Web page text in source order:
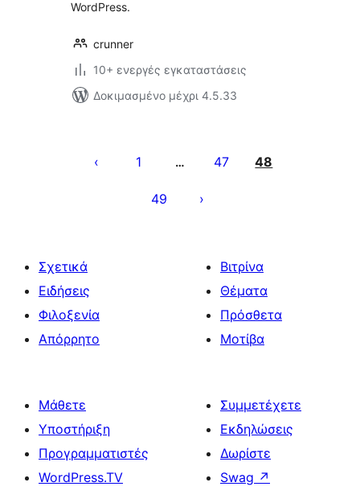
WordPress.
crunner
10+ ενεργές εγκαταστάσεις
Δοκιμασμένο μέχρι 4.5.33
άρθρων
1 … 47 48
49
Σχετικά
Ειδήσεις
Φιλοξενία
Απόρρητο
Βιτρίνα
Θέματα
Πρόσθετα
Μοτίβα
Μάθετε
Υποστήριξη
Προγραμματιστές
WordPress.TV
Συμμετέχετε
Εκδηλώσεις
Δωρίστε
Swag ↗